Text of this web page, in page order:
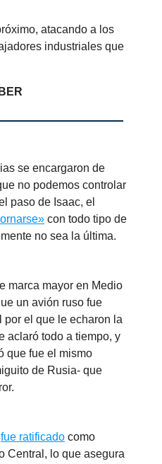
atacando a los
industriales que
se encargaron de
no podemos controlar
paso de Isaac, el
con todo tipo de
no sea la última.
marca mayor en Medio
un avión ruso fue
por el que le echaron la
aclaró todo a tiempo, y
que fue el mismo
de Rusia- que
fue ratificado como
Central, lo que asegura